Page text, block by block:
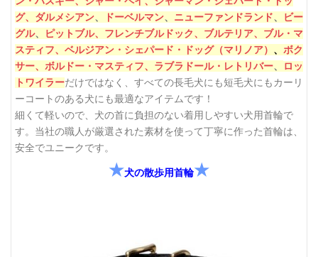
グ、 ダルメシアン、 ドーベルマン、 ニューファンドランド、
ビー
グル、 ピットブル、 フレンチブルドック、 ブルテリア、 ブル・マ
スティフ、 ベルジアン・シェパード・ドッグ（マリノア） 、 ボク
サー、 ボルドー・マスティフ、 ラブラドール・レトリバー、
ロッ
トワイラーだけではなく、すべての長毛犬にも短毛犬にもカーリ
ーコートのある犬にも最適なアイテムです！
細くて軽いので、犬の首に負担のない着用しやすい犬用首輪で
す。当社の職人が厳選された素材を使って丁寧に作った首輪は、
安全でユニークです。
★犬の散歩用首輪★